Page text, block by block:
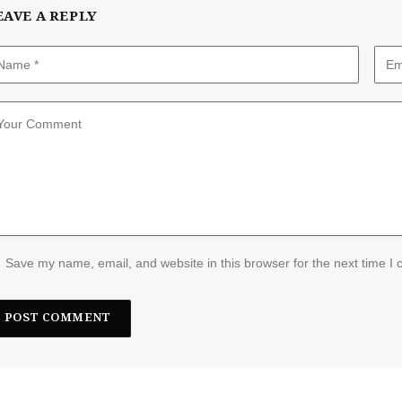
A REPLY
Save my name, email, and website in this browser for the next time I